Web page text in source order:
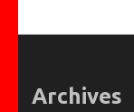
Archives